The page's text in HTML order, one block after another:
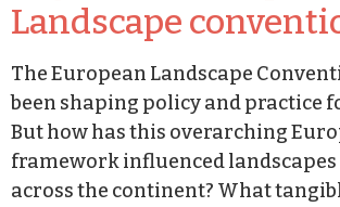
Landscape
The European Landscape
been shaping policy and practice
But how has this overarching
framework influenced
across the continent? What